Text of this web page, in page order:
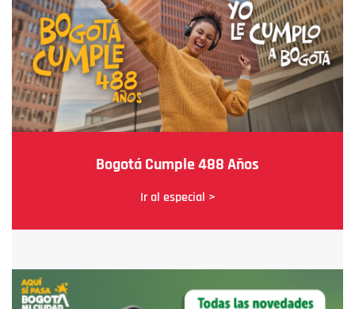
Bogotá Cumple 488 Años
Ir al especial >